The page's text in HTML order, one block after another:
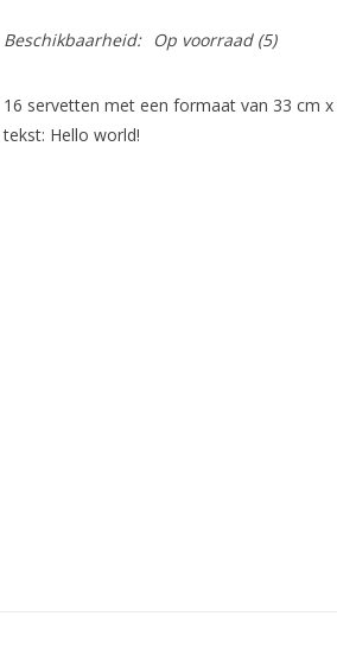
Beschikbaarheid: Op voorraad(5)
16 servetten met een formaat van 33 cm
tekst: Hello world!